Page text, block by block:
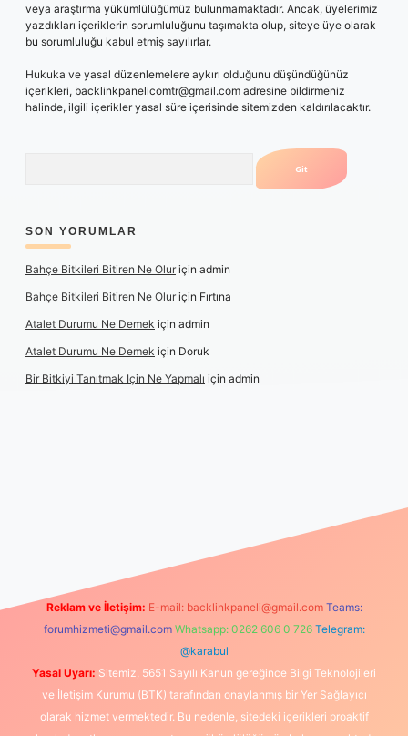
veya araştırma yükümlülüğümüz bulunmamaktadır. Ancak, üyelerimiz
yazdıkları içeriklerin sorumluluğunu taşımakta olup, siteye üye olarak
bu sorumluluğu kabul etmiş sayılırlar.
Hukuka ve yasal düzenlemelere aykırı olduğunu düşündüğünüz
içerikleri, backlinkpanelicomtr@gmail.com adresine bildirmeniz
halinde, ilgili içerikler yasal süre içerisinde sitemizden kaldırılacaktır.
SON YORUMLAR
Bahçe Bitkileri Bitiren Ne Oluriçin admin
Bahçe Bitkileri Bitiren Ne Oluriçin Fırtına
Atalet Durumu Ne Demek için admin
Atalet Durumu Ne Demek için Doruk
Bir Bitkiyi Tanıtmak Için Ne Yapmalı için admin
Reklam ve İletişim: E-mail: backlinkpaneli@gmail.com Teams:
forumhizmeti@gmail.com Whatsapp: 0262 606 0 726 Telegram:
@karabul
Yasal Uyarı: Sitemiz, 5651 Sayılı Kanun gereğince Bilgi Teknolojileri
ve İletişim Kurumu (BTK) tarafından onaylanmış bir Yer Sağlayıcı
olarak hizmet vermektedir. Bu nedenle, sitedeki içerikleri proaktif